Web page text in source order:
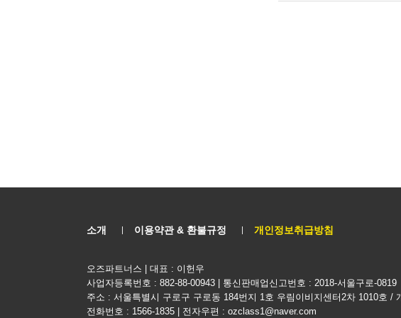
소개 이용약관 & 환불규정 개인정보취급방침
오즈파트너스 | 대표 : 이헌우
사업자등록번호 : 882-88-00943 | 통신판매업신고번호 : 2018-서울구로-0819
주소 : 서울특별시 구로구 구로동 184번지 1호 우림이비지센터2차 1010호 /
전화번호 : 1566-1835 | 전자우편 : ozclass1@naver.com